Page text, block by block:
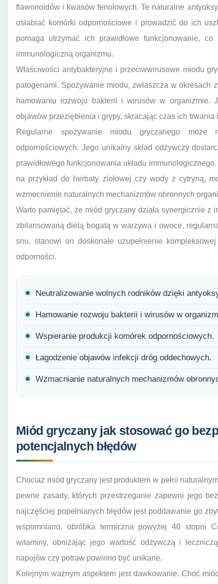
flawonoidów i kwasów fenolowych. Te naturalne
osłabiać komórki odpornościowe i prowadzić do ich
pomaga utrzymać ich prawidłowe funkcjonowanie,
immunologiczną organizmu.
Właściwości antybakteryjne i przeciwwirusowe miodu
patogenami. Spożywanie miodu, zwłaszcza w okresach
hamowaniu rozwoju bakterii i wirusów w organizmie.
objawów przeziębienia i grypy, skracając czas ich
Regularne spożywanie miodu gryczanego może
odpornościowych. Jego unikalny skład odżywczy
prawidłowego funkcjonowania układu
na przykład do herbaty ziołowej czy wody z cytryną,
wzmocnienie naturalnych mechanizmów obronnych
Warto pamiętać, że miód gryczany działa synergicznie z
zbilansowaną dietą bogatą w warzywa i owoce,
snu, stanowi on doskonałe uzupełnienie
odporności.
Neutralizowanie wolnych rodników dzięki
Hamowanie rozwoju bakterii i wirusów w
Wspieranie produkcji komórek odpornościowych.
Łagodzenie objawów infekcji dróg oddechowych.
Wzmacnianie naturalnych mechanizmów
Miód gryczany jak stosować go
potencjalnych błędów
Chociaż miód gryczany jest produktem w pełni
pewne zasady, których przestrzeganie zapewni jego
najczęściej popełnianych błędów jest poddawanie go
wspomniano, obróbka termiczna powyżej 40 stopni
witaminy, obniżając jego wartość odżywczą i
napojów czy potraw powinno być unikane.
Kolejnym ważnym aspektem jest dawkowanie. Choć